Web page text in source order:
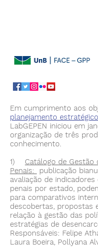
Em cumprimento aos
planejamento
LabGEPEN iniciou em
organização de três
conhecimento.
1) Catálogo de Gestão
Penais:
publicação
avaliação de
penais por estado,
para comparativos
descobertas, propostas
relação à gestão das
estratégias de
Responsáveis: Felipe
Laura Boeira, Pollyana